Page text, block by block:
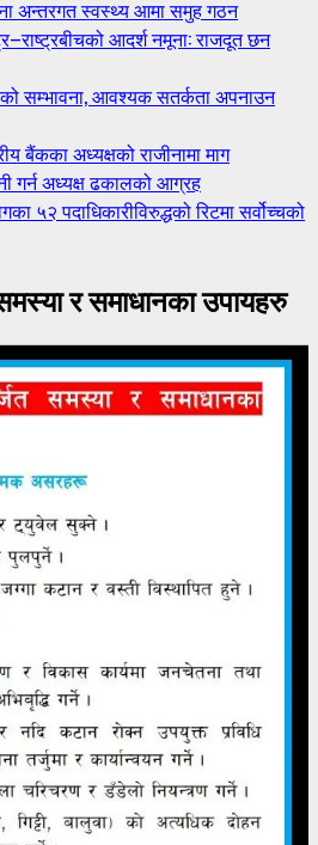
अन्तरगत स्वस्थ्य आमा समुह गठन
आदर्श नमूना: राजदूत छन
सम्भावना, आवश्यक सतर्कता अपनाउन
बैंकका अध्यक्षको राजीनामा माग
गर्न अध्यक्ष ढकालको आग्रह
५२ पदाधिकारीविरुद्धको रिटमा सर्वोच्चको
र समाधानका उपायहरु